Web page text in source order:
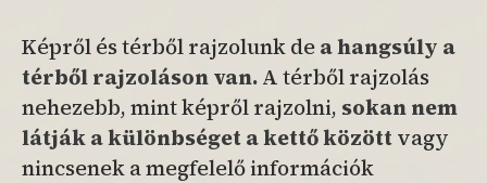
Képről és térből rajzolunk dea hangsúly a
térből rajzoláson van.A térből rajzolás
nehezebb, mint képről rajzolni, sokan nem
látják a különbséget a kettő közöttvagy
nincsenek a megfelelő információk